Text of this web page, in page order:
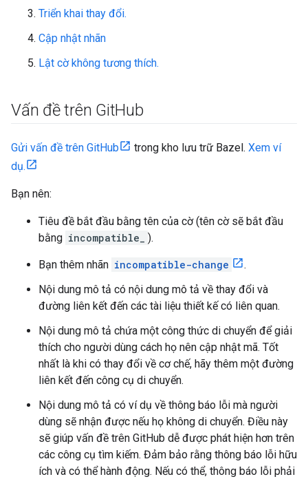
Triển khai thay đổi.
Cập nhật nhãn
Lật cờ không tương thích.
Vấn đề trên GitHub
Gửi vấn đề trên GitHub trong kho lưu trữ Bazel. Xem ví
dụ.
Bạn nên:
Tiêu đề bắt đầu bằng tên của cờ (tên cờ sẽ bắt đầu
bằng incompatible_ ).
Bạn thêm nhãn incompatible-change
.
Nội dung mô tả có nội dung mô tả về thay đổi và
đường liên kết đến các tài liệu thiết kế có liên quan.
Nội dung mô tả chứa một công thức di chuyển để giải
thích cho người dùng cách họ nên cập nhật mã. Tốt
nhất là khi có thay đổi về cơ chế, hãy thêm một đường
liên kết đến công cụ di chuyển.
Nội dung mô tả có ví dụ về thông báo lỗi mà người
dùng sẽ nhận được nếu họ không di chuyển. Điều này
sẽ giúp vấn đề trên GitHub dễ được phát hiện hơn trên
các công cụ tìm kiếm. Đảm bảo rằng thông báo lỗi hữu
ích và có thể hành động. Nếu có thể, thông báo lỗi phải